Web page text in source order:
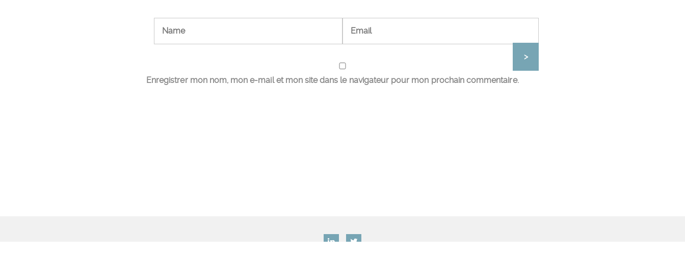
Enregistrer mon nom, mon e-mail et mon site dans le navigateur pour mon prochain commentaire.